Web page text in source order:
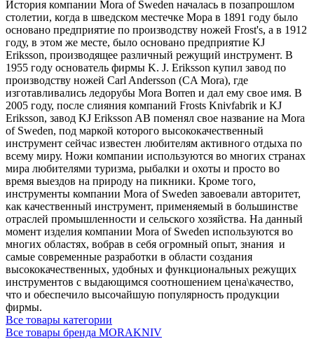
История компании Mora of Sweden началась в позапрошлом
столетии, когда в шведском местечке Мора в 1891 году было
основано предприятие по производству ножей Frost's, а в 1912
году, в этом же месте, было основано предприятие KJ
Eriksson, производящее различный режущий инструмент. В
1955 году основатель фирмы K. J. Eriksson купил завод по
производству ножей Carl Andersson (CA Mora), где
изготавливались ледорубы Mora Borren и дал ему свое имя. В
2005 году, после слияния компаний Frosts Knivfabrik и KJ
Eriksson, завод KJ Eriksson AB поменял свое название на Mora
of Sweden, под маркой которого высококачественный
инструмент сейчас известен любителям активного отдыха по
всему миру. Ножи компании используются во многих странах
мира любителями туризма, рыбалки и охоты и просто во
время выездов на природу на пикники. Кроме того,
инструменты компании Mora of Sweden завоевали авторитет,
как качественный инструмент, применяемый в большинстве
отраслей промышленности и сельского хозяйства. На данный
момент изделия компании Mora of Sweden используются во
многих областях, вобрав в себя огромный опыт, знания и
самые современные разработки в области создания
высококачественных, удобных и функциональных режущих
инструментов с выдающимся соотношением цена\качество,
что и обеспечило высочайшую популярность продукции
фирмы.
Все товары категории
Все товары бренда MORAKNIV